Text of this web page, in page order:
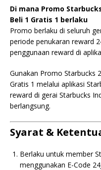
Di mana Promo
Beli 1 Gratis 1 berlaku
Promo berlaku di seluruh
periode penukaran reward
penggunaan reward di
Gunakan Promo Starbucks
Gratis 1 melalui aplikasi
reward di gerai Starbucks
berlangsung.
Syarat &
Berlaku untuk member
menggunakan E-Code